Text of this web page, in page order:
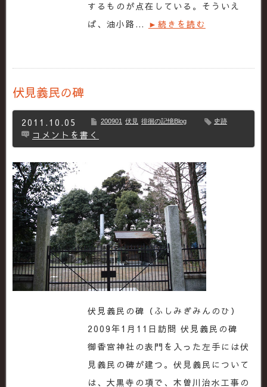
するものが点在している。そういえ
ば、油小路… ►続きを読む
伏見義民の碑
2011.10.05 200901 伏見 徘徊の記憶Blog 史跡
コメントを書く
伏見義民の碑（ふしみぎみんのひ）
2009年1月11日訪問 伏見義民の碑
御香宮神社の表門を入った左手には伏
見義民の碑が建つ。伏見義民について
は、大黒寺の項で、木曽川治水工事の